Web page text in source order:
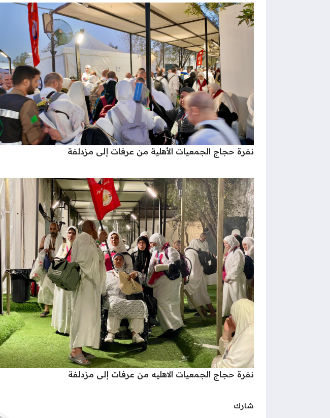
نفرة حجاج الجمعيات الأهلية من عرفات إلى مزدلفة
نفرة حجاج الجمعيات الاهليه من عرفات إلى مزدلفة
شارك